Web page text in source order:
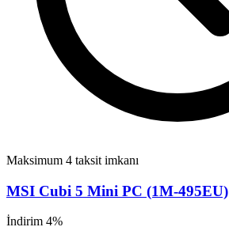
Maksimum 4 taksit imkanı
MSI Cubi 5 Mini PC (1M-495EU)
İndirim 4%